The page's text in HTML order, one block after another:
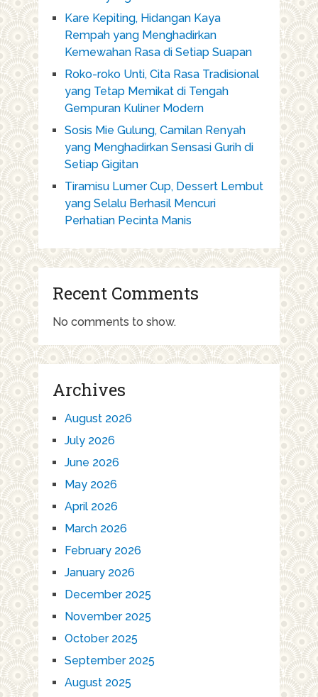
Kare Kepiting, Hidangan Kaya
Rempah yang Menghadirkan
Kemewahan Rasa di Setiap Suapan
Roko-roko Unti, Cita Rasa Tradisional
yang Tetap Memikat di Tengah
Gempuran Kuliner Modern
Sosis Mie Gulung, Camilan Renyah
yang Menghadirkan Sensasi Gurih di
Setiap Gigitan
Tiramisu Lumer Cup, Dessert Lembut
yang Selalu Berhasil Mencuri
Perhatian Pecinta Manis
Recent Comments
No comments to show.
Archives
August 2026
July 2026
June 2026
May 2026
April 2026
March 2026
February 2026
January 2026
December 2025
November 2025
October 2025
September 2025
August 2025